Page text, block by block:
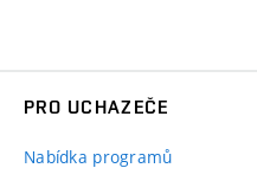
PRO UCHAZEČE
Nabídka programů